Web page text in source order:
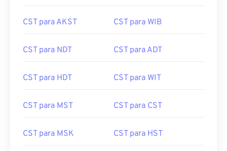
CST para AKST CST para WIB
CST para NDT CST para ADT
CST para HDT CST para WIT
CST para MST CST para CST
CST para MSK CST para HST